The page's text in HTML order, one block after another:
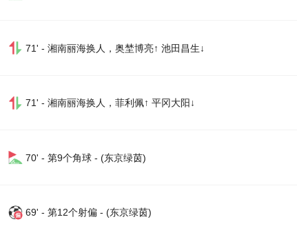
71' - 湘南丽海换人，奥埜博亮↑ 池田昌生↓
71' - 湘南丽海换人，菲利佩↑ 平冈大阳↓
70' - 第9个角球 - (东京绿茵)
69' - 第12个射偏 - (东京绿茵)